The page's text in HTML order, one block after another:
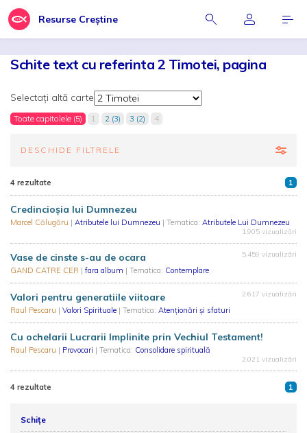
Resurse Creștine
Schite text cu referinta 2 Timotei, pagina
Selectați altă carte
Toate capitolele (5) 1 2 (3) 3 (2) 4
DESCHIDE FILTRELE
4 rezultate 1
Credincioșia lui Dumnezeu
Marcel Călugăru | Atributele lui Dumnezeu | Tematica: Atributele Lui Dumnezeu
1.905 vizualizări
Vase de cinste s-au de ocara
GAND CATRE CER | fara album | Tematica: Contemplare
5.459 vizualizări
Valori pentru generatiile viitoare
Raul Pescaru | Valori Spirituale | Tematica: Atenționări și sfaturi
2.617 vizualizări
Cu ochelarii Lucrarii Implinite prin Vechiul Testament!
Raul Pescaru | Provocari | Tematica: Consolidare spirituală
2.021 vizualizări
4 rezultate 1
Schițe